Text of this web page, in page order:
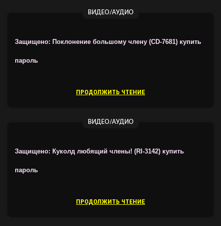
ВИДЕО/АУДИО
Защищено: Поклонение большому члену (CD-7681) купить
пароль
ПРОДОЛЖИТЬ ЧТЕНИЕ
ВИДЕО/АУДИО
Защищено: Куколд любящий члены! (RI-3142) купить
пароль
ПРОДОЛЖИТЬ ЧТЕНИЕ